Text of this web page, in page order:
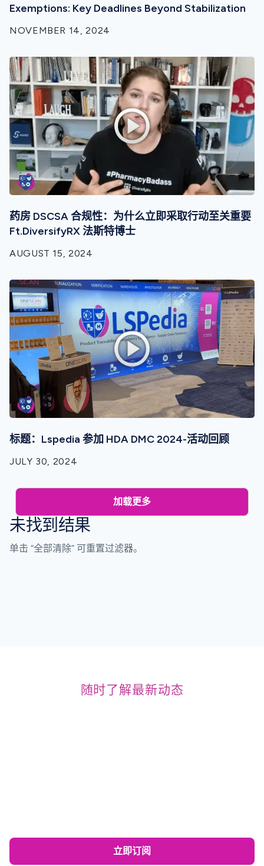
Exemptions: Key Deadlines Beyond Stabilization
NOVEMBER 14, 2024
药房 DSCSA 合规性：为什么立即采取行动至关重要
Ft.DiversifyRX 法斯特博士
AUGUST 15, 2024
标题：Lspedia 参加 HDA DMC 2024-活动回顾
JULY 30, 2024
加载更多
未找到结果
单击 “全部清除” 可重置过滤器。
随时了解最新动态
立即订阅